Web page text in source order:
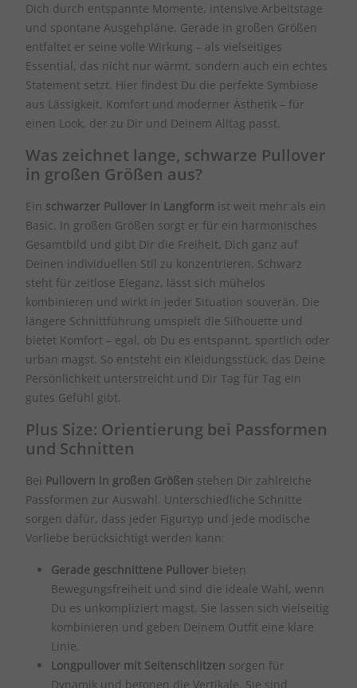
Dich durch entspannte Momente, intensive Arbeitstage
und spontane Ausgehpläne. Gerade in großen Größen
entfaltet er seine volle Wirkung – als vielseitiges
Essential, das nicht nur wärmt, sondern auch ein echtes
Statement setzt. Hier findest Du die perfekte Symbiose
aus Lässigkeit, Komfort und moderner Ästhetik – für
einen Look, der zu Dir und Deinem Alltag passt.
Was zeichnet lange, schwarze Pullover
in großen Größen aus?
Ein schwarzer Pullover in Langform ist weit mehr als ein
Basic. In großen Größen sorgt er für ein harmonisches
Gesamtbild und gibt Dir die Freiheit, Dich ganz auf
Deinen individuellen Stil zu konzentrieren. Schwarz
steht für zeitlose Eleganz, lässt sich mühelos
kombinieren und wirkt in jeder Situation souverän. Die
längere Schnittführung umspielt die Silhouette und
bietet Komfort – egal, ob Du es entspannt, sportlich oder
urban magst. So entsteht ein Kleidungsstück, das Deine
Persönlichkeit unterstreicht und Dir Tag für Tag ein
gutes Gefühl gibt.
Plus Size: Orientierung bei Passformen
und Schnitten
Bei Pullovern in großen Größen stehen Dir zahlreiche
Passformen zur Auswahl. Unterschiedliche Schnitte
sorgen dafür, dass jeder Figurtyp und jede modische
Vorliebe berücksichtigt werden kann:
Gerade geschnittene Pullover bieten
Bewegungsfreiheit und sind die ideale Wahl, wenn
Du es unkompliziert magst. Sie lassen sich vielseitig
kombinieren und geben Deinem Outfit eine klare
Linie.
Longpullover mit Seitenschlitzen sorgen für
Dynamik und betonen die Vertikale. Sie sind